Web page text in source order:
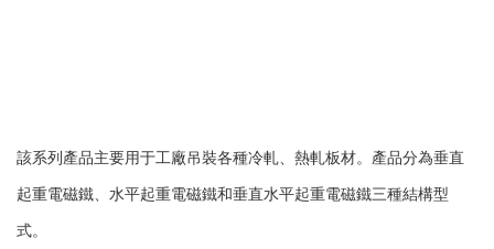
該系列產品主要用于工廠吊裝各種冷軋、熱軋板材。產品分為垂直
起重電磁鐵、水平起重電磁鐵和垂直水平起重電磁鐵三種結構型
式。